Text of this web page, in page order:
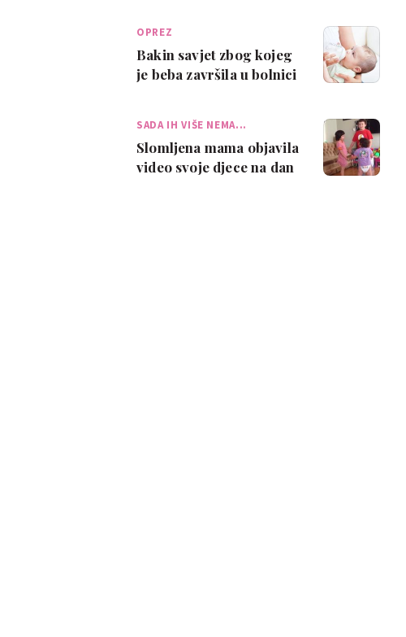
OPREZ
Bakin savjet zbog kojeg
je beba završila u bolnici
SADA IH VIŠE NEMA...
Slomljena mama objavila
video svoje djece na dan